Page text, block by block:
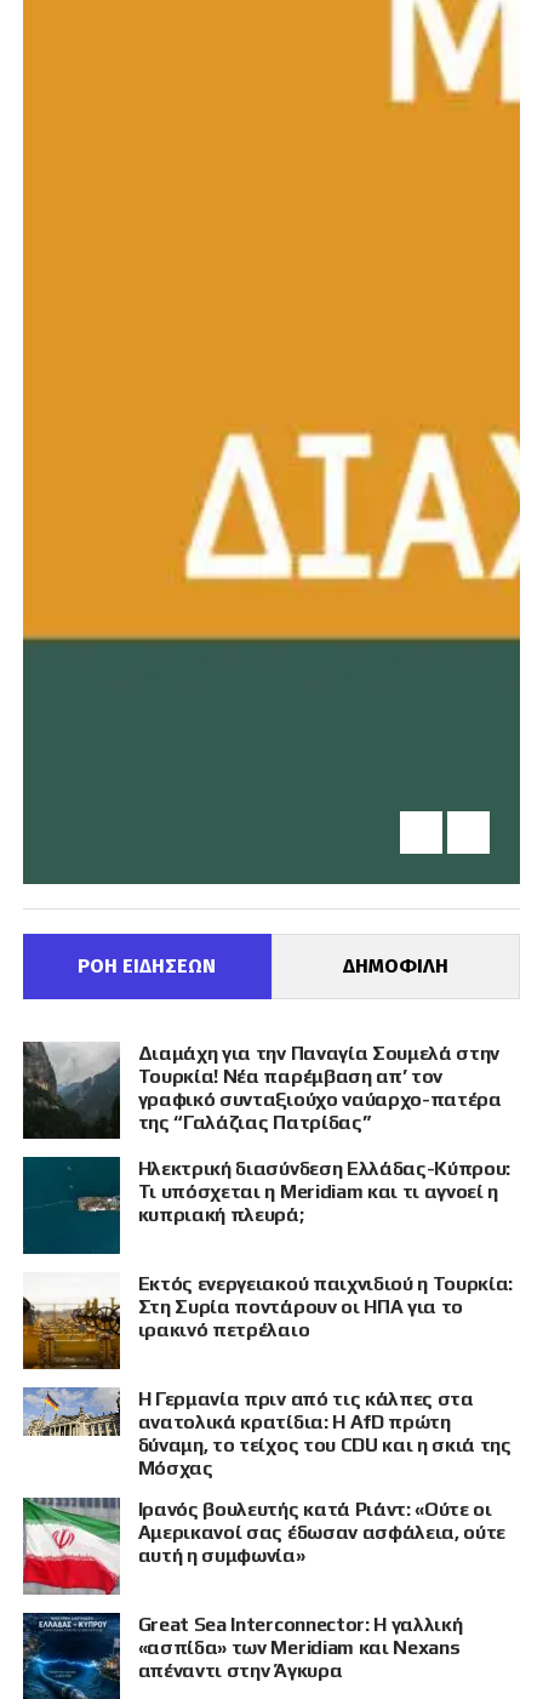
ΠΡΟΒΟΛΗ
ΡΟΗ ΕΙΔΗΣΕΩΝ ΔΗΜΟΦΙΛΗ
Διαμάχη για την Παναγία Σουμελά στην
Τουρκία! Νέα παρέμβαση απ’ τον
γραφικό συνταξιούχο ναύαρχο-πατέρα
της “Γαλάζιας Πατρίδας”
Ηλεκτρική διασύνδεση Ελλάδας-Κύπρου:
Τι υπόσχεται η Meridiam και τι αγνοεί η
κυπριακή πλευρά;
Εκτός ενεργειακού παιχνιδιού η Τουρκία:
Στη Συρία ποντάρουν οι ΗΠΑ για το
ιρακινό πετρέλαιο
Η Γερμανία πριν από τις κάλπες στα
ανατολικά κρατίδια: Η AfD πρώτη
δύναμη, το τείχος του CDU και η σκιά της
Μόσχας
Ιρανός βουλευτής κατά Ριάντ: «Ούτε οι
Αμερικανοί σας έδωσαν ασφάλεια, ούτε
αυτή η συμφωνία»
Great Sea Interconnector: Η γαλλική
«ασπίδα» των Meridiam και Nexans
απέναντι στην Άγκυρα